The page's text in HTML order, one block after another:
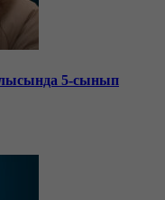
5-сынып